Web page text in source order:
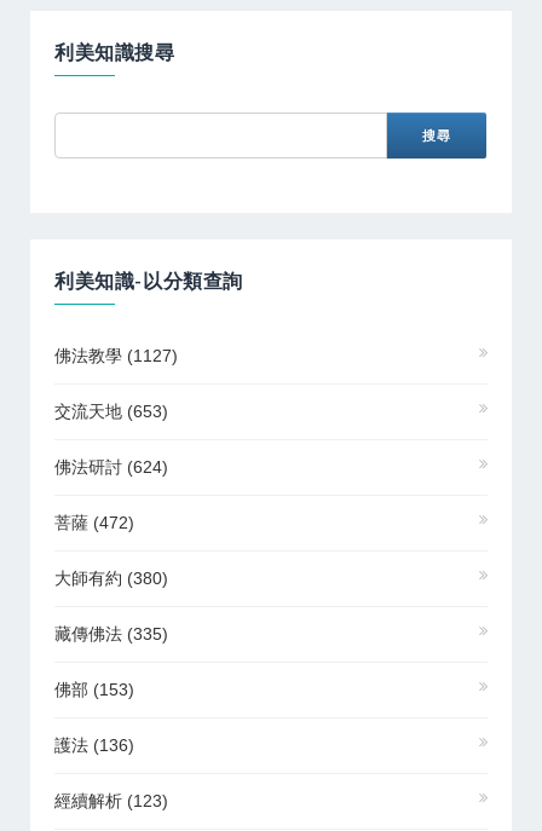
利美知識搜尋
利美知識-以分類查詢
佛法教學 (1127)
交流天地 (653)
佛法研討 (624)
菩薩 (472)
大師有約 (380)
藏傳佛法 (335)
佛部 (153)
護法 (136)
經續解析 (123)